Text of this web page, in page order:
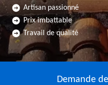
Artisan passionné
Prix imbattable
Travail de qualité
Demande